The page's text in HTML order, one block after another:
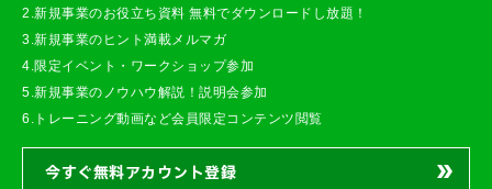
2.新規事業のお役立ち資料 無料でダウンロードし放題！
3.新規事業のヒント満載メルマガ
4.限定イベント・ワークショップ参加
5.新規事業のノウハウ解説！説明会参加
6.トレーニング動画など会員限定コンテンツ閲覧
今すぐ無料アカウント登録